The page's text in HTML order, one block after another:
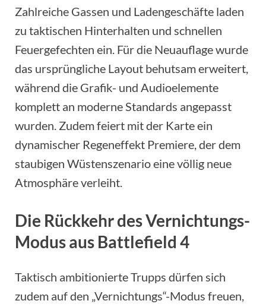
Zahlreiche Gassen und Ladengeschäfte laden
zu taktischen Hinterhalten und schnellen
Feuergefechten ein. Für die Neuauflage wurde
das ursprüngliche Layout behutsam erweitert,
während die Grafik- und Audioelemente
komplett an moderne Standards angepasst
wurden. Zudem feiert mit der Karte ein
dynamischer Regeneffekt Premiere, der dem
staubigen Wüstenszenario eine völlig neue
Atmosphäre verleiht.
Die Rückkehr des Vernichtungs-
Modus aus Battlefield 4
Taktisch ambitionierte Trupps dürfen sich
zudem auf den „Vernichtungs“-Modus freuen,